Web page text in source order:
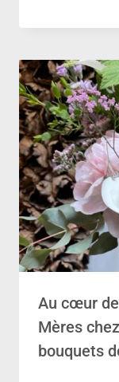
Au cœur
Mères
bouquets